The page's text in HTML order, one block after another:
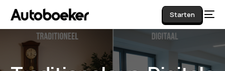
Starten
AI